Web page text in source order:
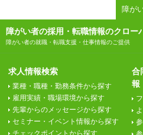
障が
障がい者の採用・転職情報のクロー
障がい者の就職・転職支援・仕事情報のご提供
求人情報検索
業種・職種・勤務条件から探す
雇用実績・職場環境から探す
先輩からのメッセージから探す
セミナー・イベント情報から探す
合
報